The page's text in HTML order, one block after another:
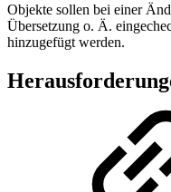
Objekte sollen bei einer
Übersetzung o. Ä.
hinzugefügt werden.